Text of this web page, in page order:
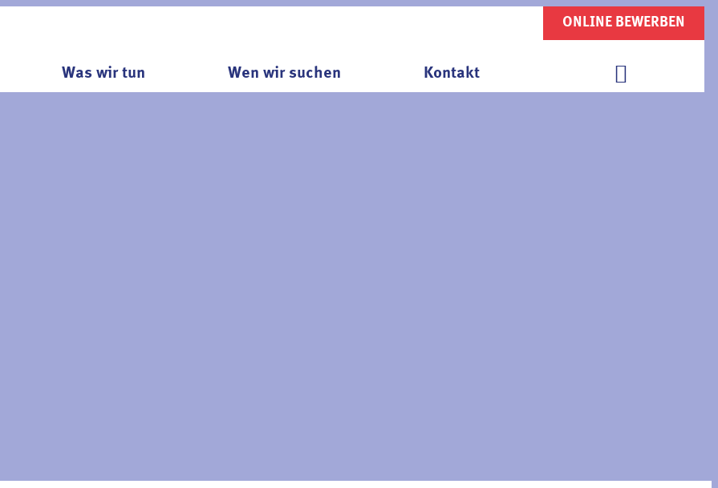
Was wir tun Wen wir suchen Kontakt
ONLINE BEWERBEN